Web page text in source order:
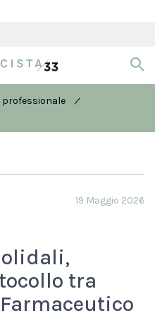
/
19 Maggio 2026
tra